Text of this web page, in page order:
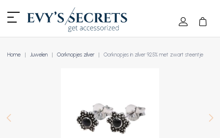
Home Juwelen Oorknopjes zilver Oorknopjes in zilver 925% met zwart steentje